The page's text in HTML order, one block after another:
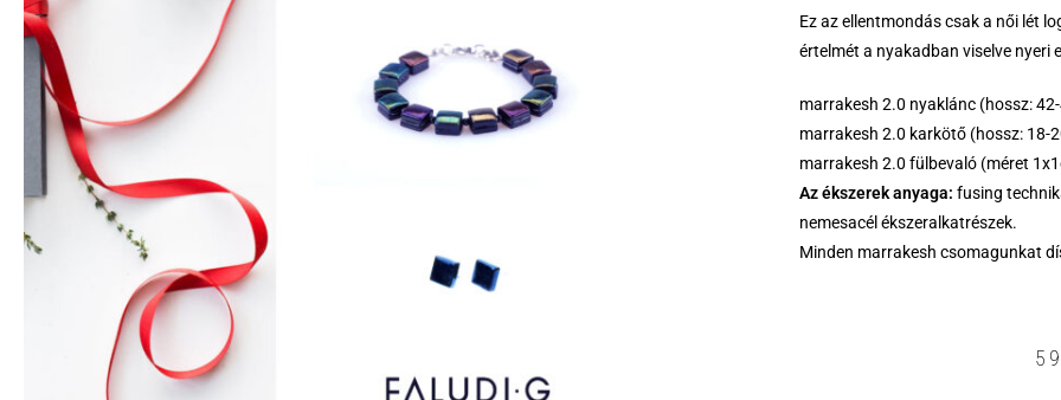
Ez az ellentmondás csak a női lét
értelmét a nyakadban viselve nyeri
marrakesh 2.0 nyaklánc (hossz:
marrakesh 2.0 karkötő (hossz: 18-
marrakesh 2.0 fülbevaló (méret
Az ékszerek anyaga: fusing
nemesacél ékszeralkatrészek.
Minden marrakesh csomagunkat